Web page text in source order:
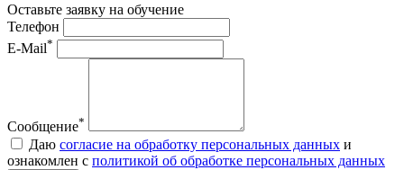
Оставьте заявку на обучение
Телефон
E-Mail*
Сообщение*
Даю согласие на обработку персональных данных и
ознакомлен с политикой об обработке персональных данных